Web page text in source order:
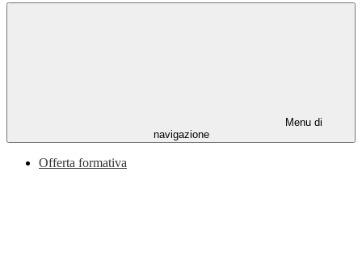
Menu di
navigazione
Offerta formativa